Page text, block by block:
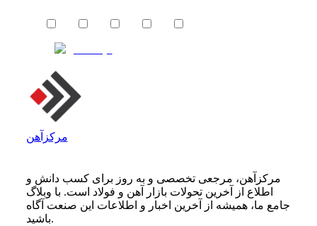
مرکزآهن
مرکزآهن، مرجعی تخصصی و به روز برای کسب دانش و
اطلاع از آخرین تحولات بازار آهن و فولاد است. با وبلاگ
جامع ما، همیشه از آخرین اخبار و اطلاعات این صنعت آگاه
باشید.